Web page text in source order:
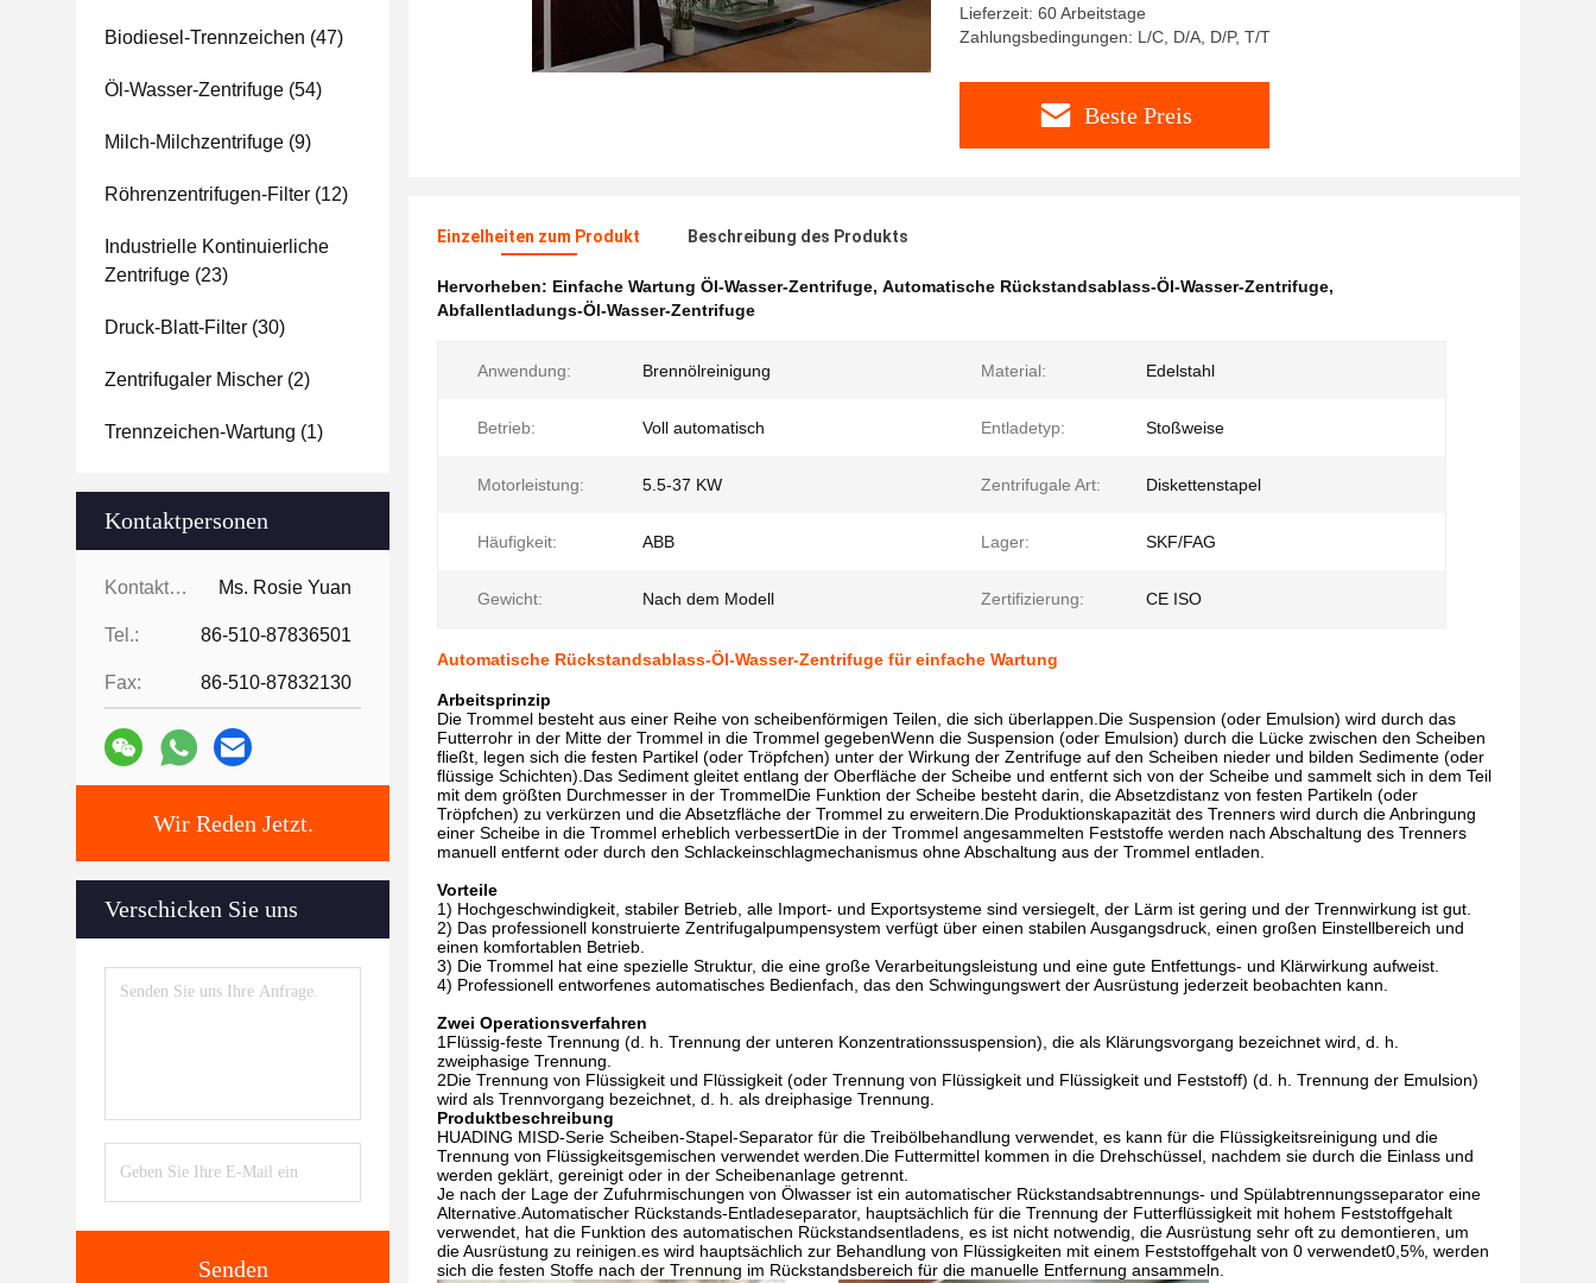
Biodiesel-Trennzeichen (47)
Öl-Wasser-Zentrifuge (54)
Milch-Milchzentrifuge (9)
Röhrenzentrifugen-Filter (12)
Industrielle Kontinuierliche
Zentrifuge (23)
Druck-Blatt-Filter (30)
Zentrifugaler Mischer (2)
Trennzeichen-Wartung (1)
Kontaktpersonen
Kontaktpersonen: Ms. Rosie Yuan
Tel.: 86-510-87836501
Fax: 86-510-87832130
Wir Reden Jetzt.
Verschicken Sie uns
Senden
Lieferzeit: 60 Arbeitstage
Zahlungsbedingungen: L/C, D/A, D/P, T/T
Beste Preis
Einzelheiten zum Produkt Beschreibung des Produkts
Hervorheben: Einfache Wartung Öl-Wasser-Zentrifuge, Automatische Rückstandsablass-Öl-Wasser-Zentrifuge,
Abfallentladungs-Öl-Wasser-Zentrifuge
Anwendung: Brennölreinigung Material: Edelstahl
Betrieb: Voll automatisch Entladetyp: Stoßweise
Motorleistung: 5.5-37 KW Zentrifugale Art: Diskettenstapel
Häufigkeit: ABB Lager: SKF/FAG
Gewicht: Nach dem Modell Zertifizierung: CE ISO
Automatische Rückstandsablass-Öl-Wasser-Zentrifuge für einfache Wartung
Arbeitsprinzip
Die Trommel besteht aus einer Reihe von scheibenförmigen Teilen, die sich überlappen.Die Suspension (oder Emulsion) wird durch das
Futterrohr in der Mitte der Trommel in die Trommel gegebenWenn die Suspension (oder Emulsion) durch die Lücke zwischen den Scheiben
fließt, legen sich die festen Partikel (oder Tröpfchen) unter der Wirkung der Zentrifuge auf den Scheiben nieder und bilden Sedimente (oder
flüssige Schichten).Das Sediment gleitet entlang der Oberfläche der Scheibe und entfernt sich von der Scheibe und sammelt sich in dem Teil
mit dem größten Durchmesser in der TrommelDie Funktion der Scheibe besteht darin, die Absetzdistanz von festen Partikeln (oder
Tröpfchen) zu verkürzen und die Absetzfläche der Trommel zu erweitern.Die Produktionskapazität des Trenners wird durch die Anbringung
einer Scheibe in die Trommel erheblich verbessertDie in der Trommel angesammelten Feststoffe werden nach Abschaltung des Trenners
manuell entfernt oder durch den Schlackeinschlagmechanismus ohne Abschaltung aus der Trommel entladen.
Vorteile
1) Hochgeschwindigkeit, stabiler Betrieb, alle Import- und Exportsysteme sind versiegelt, der Lärm ist gering und der Trennwirkung ist gut.
2) Das professionell konstruierte Zentrifugalpumpensystem verfügt über einen stabilen Ausgangsdruck, einen großen Einstellbereich und
einen komfortablen Betrieb.
3) Die Trommel hat eine spezielle Struktur, die eine große Verarbeitungsleistung und eine gute Entfettungs- und Klärwirkung aufweist.
4) Professionell entworfenes automatisches Bedienfach, das den Schwingungswert der Ausrüstung jederzeit beobachten kann.
Zwei Operationsverfahren
1Flüssig-feste Trennung (d. h. Trennung der unteren Konzentrationssuspension), die als Klärungsvorgang bezeichnet wird, d. h.
zweiphasige Trennung.
2Die Trennung von Flüssigkeit und Flüssigkeit (oder Trennung von Flüssigkeit und Flüssigkeit und Feststoff) (d. h. Trennung der Emulsion)
wird als Trennvorgang bezeichnet, d. h. als dreiphasige Trennung.
Produktbeschreibung
HUADING MISD-Serie Scheiben-Stapel-Separator für die Treibölbehandlung verwendet, es kann für die Flüssigkeitsreinigung und die
Trennung von Flüssigkeitsgemischen verwendet werden.Die Futtermittel kommen in die Drehschüssel, nachdem sie durch die Einlass und
werden geklärt, gereinigt oder in der Scheibenanlage getrennt.
Je nach der Lage der Zufuhrmischungen von Ölwasser ist ein automatischer Rückstandsabtrennungs- und Spülabtrennungsseparator eine
Alternative.Automatischer Rückstands-Entladeseparator, hauptsächlich für die Trennung der Futterflüssigkeit mit hohem Feststoffgehalt
verwendet, hat die Funktion des automatischen Rückstandsentladens, es ist nicht notwendig, die Ausrüstung sehr oft zu demontieren, um
die Ausrüstung zu reinigen.es wird hauptsächlich zur Behandlung von Flüssigkeiten mit einem Feststoffgehalt von 0 verwendet0,5%, werden
sich die festen Stoffe nach der Trennung im Rückstandsbereich für die manuelle Entfernung ansammeln.